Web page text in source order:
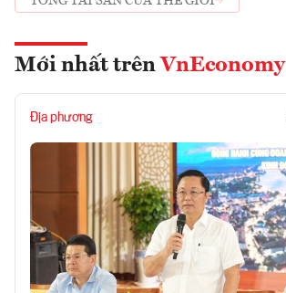
Mới nhất trên VnEconomy
Địa phương